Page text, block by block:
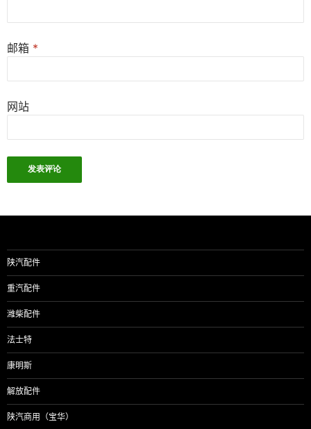
邮箱 *
网站
陕汽配件
重汽配件
潍柴配件
法士特
康明斯
解放配件
陕汽商用（宝华）